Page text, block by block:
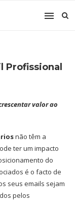
Profissional
valor ao
não têm a
ter um impacto
do
é o facto de
seus emails sejam
pelos